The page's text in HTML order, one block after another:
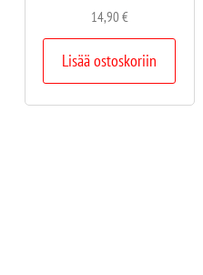
14,90€
Lisää ostoskoriin